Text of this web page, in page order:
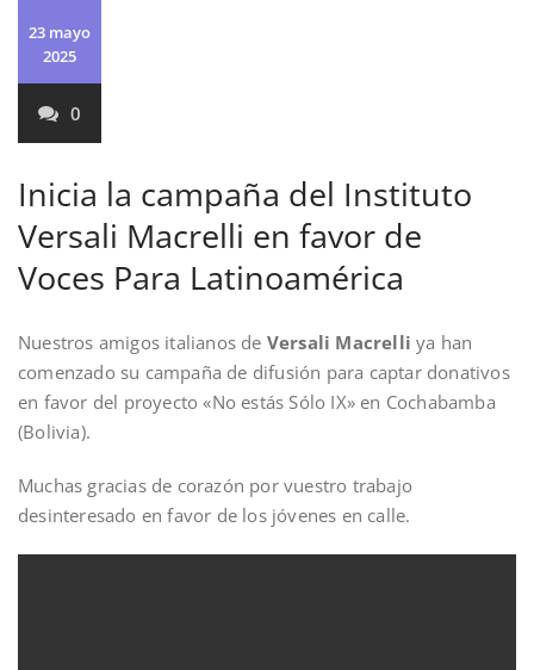
23 mayo
2025
0
Inicia la campaña del Instituto
Versali Macrelli en favor de
Voces Para Latinoamérica
Nuestros amigos italianos de Versali Macrelli ya han
comenzado su campaña de difusión para captar donativos
en favor del proyecto «No estás Sólo IX» en Cochabamba
(Bolivia).
Muchas gracias de corazón por vuestro trabajo
desinteresado en favor de los jóvenes en calle.